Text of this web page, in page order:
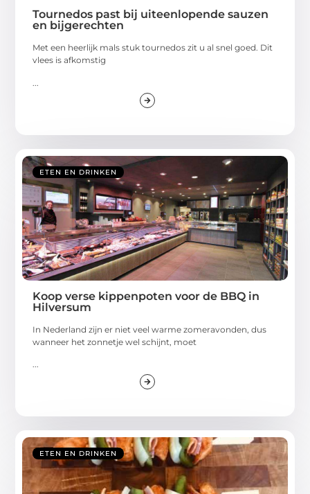
Tournedos past bij uiteenlopende sauzen
en bijgerechten
Met een heerlijk mals stuk tournedos zit u al snel goed. Dit
vlees is afkomstig
ETEN EN DRINKEN
Koop verse kippenpoten voor de BBQ in
Hilversum
In Nederland zijn er niet veel warme zomeravonden, dus
wanneer het zonnetje wel schijnt, moet
ETEN EN DRINKEN